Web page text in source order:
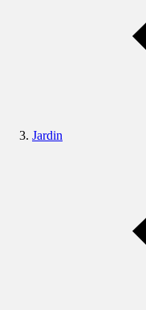
Jardin